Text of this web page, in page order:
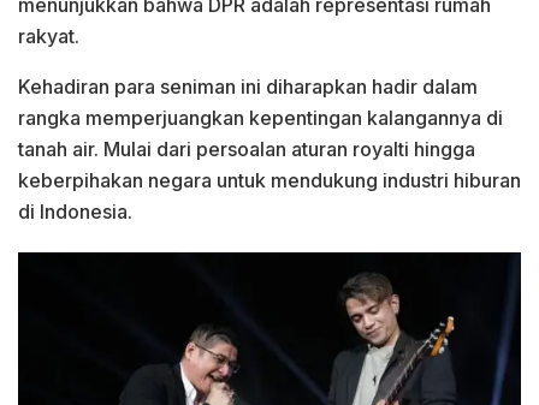
rakyat.
Kehadiran para seniman ini diharapkan hadir dalam
rangka memperjuangkan kepentingan kalangannya di
tanah air. Mulai dari persoalan aturan royalti hingga
keberpihakan negara untuk mendukung industri hiburan
di Indonesia.